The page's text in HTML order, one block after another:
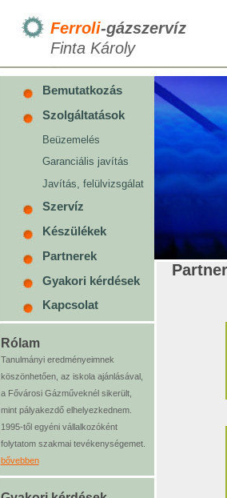
Ferroli-gázszervíz
Finta Károly
Bemutatkozás
Szolgáltatások
Beüzemelés
Garanciális javítás
Javítás, felülvizsgálat
Szervíz
Készülékek
Partnerek
Gyakori kérdések
Kapcsolat
Rólam
Tanulmányi eredményeimnek
köszönhetően, az iskola ajánlásával,
a Fővárosi Gázműveknél sikerült,
mint pályakezdő elhelyezkednem.
1995-től egyéni vállalkozóként
folytatom szakmai tevékenységemet.
bővebben